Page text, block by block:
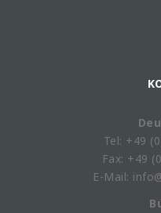
Tel: +49
Fax: +49
E-Mail: